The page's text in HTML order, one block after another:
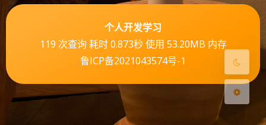
深阴影
关闭 日落 暗化
豆
个人开发学习
119 次查询 耗时 0.873秒 使用 53.20MB 内存
鲁ICP备2021043574号-1